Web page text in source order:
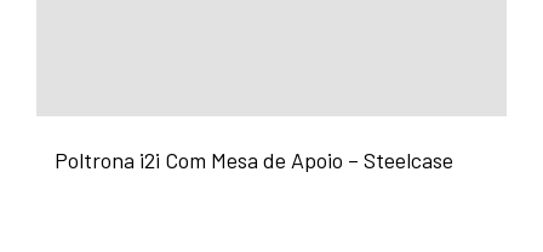
Poltrona i2i Com Mesa de Apoio – Steelcase